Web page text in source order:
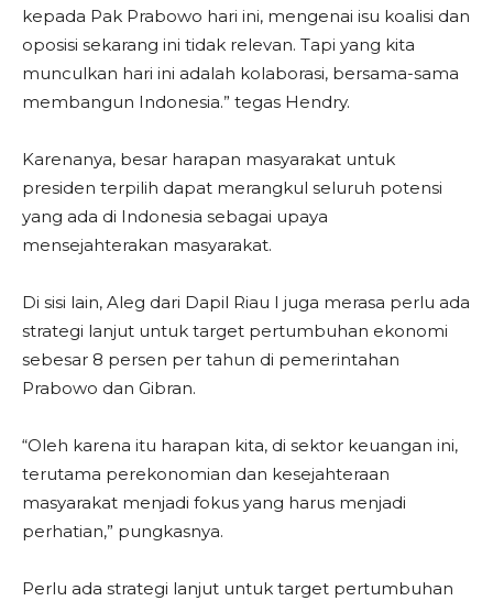
kepada Pak Prabowo hari ini, mengenai isu koalisi dan
oposisi sekarang ini tidak relevan. Tapi yang kita
munculkan hari ini adalah kolaborasi, bersama-sama
membangun Indonesia.” tegas Hendry.
Karenanya, besar harapan masyarakat untuk
presiden terpilih dapat merangkul seluruh potensi
yang ada di Indonesia sebagai upaya
mensejahterakan masyarakat.
Di sisi lain, Aleg dari Dapil Riau I juga merasa perlu ada
strategi lanjut untuk target pertumbuhan ekonomi
sebesar 8 persen per tahun di pemerintahan
Prabowo dan Gibran.
“Oleh karena itu harapan kita, di sektor keuangan ini,
terutama perekonomian dan kesejahteraan
masyarakat menjadi fokus yang harus menjadi
perhatian,” pungkasnya.
Perlu ada strategi lanjut untuk target pertumbuhan